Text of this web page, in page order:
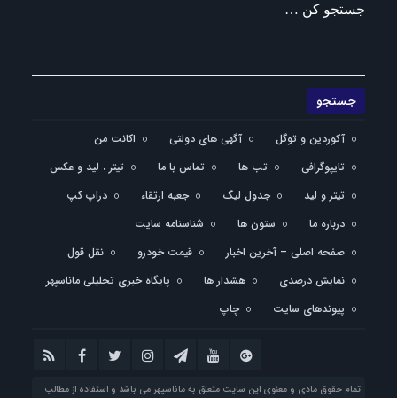
جستجو کن …
آکوردین و توگل آگهی های دولتی
اکانت من
تایپوگرافی
تب ها تماس با ما
تیتر ، لید و عکس
تیتر و لید
جدول لیگ جعبه ارتقاء
دراپ کپ
درباره ما
ستون ها
شناسنامه سایت
صفحه اصلی – آخرین اخبار
قیمت خودرو
نقل قول
نمایش درصدی
هشدار ها
پایگاه خبری تحلیلی ماناسپهر
پیوندهای سایت
چاپ
تمام حقوق مادی و معنوی این سایت متعلق به ماناسپهر می باشد و استفاده از مطالب